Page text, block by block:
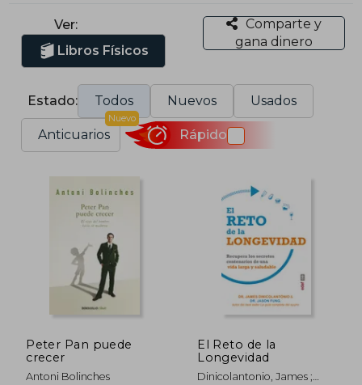
Ver:
Libros Físicos
Comparte y
gana dinero
Estado: Todos Nuevos Usados
Anticuarios
Nuevo
Rápido
Peter Pan puede
crecer
Antoni Bolinches
El Reto de la
Longevidad
Dinicolantonio, James ;